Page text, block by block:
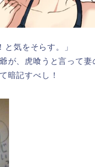
と気をそらす。」
が、虎喰うと言って妻
暗記すべし！